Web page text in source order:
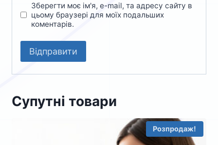
Зберегти моє ім'я, e-mail, та адресу сайту в
цьому браузері для моїх подальших
коментарів.
Супутні товари
Розпродаж!